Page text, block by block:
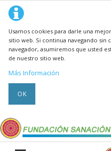
Usamos cookies para darle una
sitio web. Si continua navegando sin
navegador, asumiremos que usted
de nuestro sitio web.
Más Información
OK